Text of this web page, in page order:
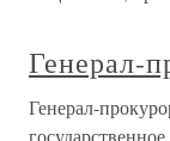
Генерал-
Генерал-